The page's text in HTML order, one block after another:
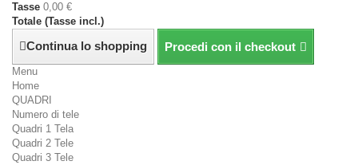
Tasse 0,00 €
Totale (Tasse incl.)
Continua lo shopping Procedi con il checkout
Menu
Home
QUADRI
Numero di tele
Quadri 1 Tela
Quadri 2 Tele
Quadri 3 Tele